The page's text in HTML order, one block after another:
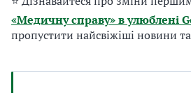
«Медичну справу» в улюблені
пропустити найсвіжіші новини
т
и
л